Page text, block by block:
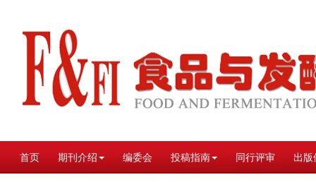
首页 期刊介绍 编委会 投稿指南 同行评审 出版